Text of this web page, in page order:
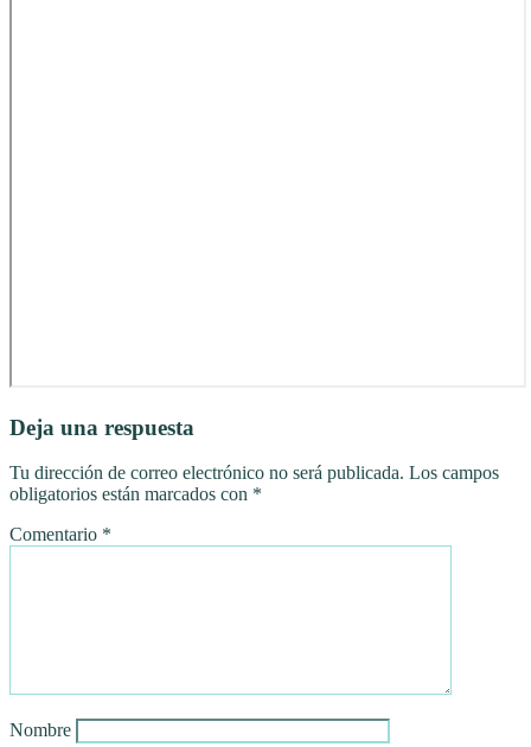
Deja una respuesta
Tu dirección de correo electrónico no será publicada. Los campos
obligatorios están marcados con *
Comentario *
Nombre